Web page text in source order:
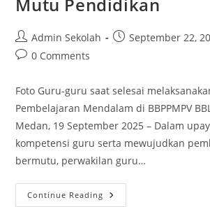
Pelatihan
Guru
Post
author:
Admin Sekolah
PostSeptember 22,
Post0 Comments
Foto Guru-guru saat selesai
Pembelajaran Mendalam di BBPPMPV
Medan, 19 September 2025 – Dalam
kompetensi guru serta mewujudkan
bermutu, perwakilan guru…
Continue Reading Guru